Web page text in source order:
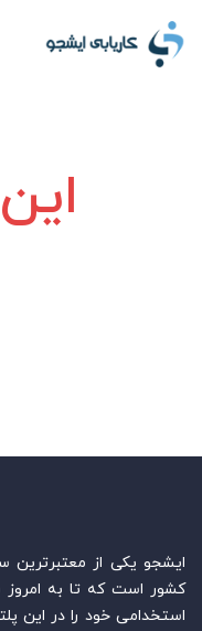
ایشجو یکی از معتبرترین
کشور است که تا به
استخدامی خود را در این